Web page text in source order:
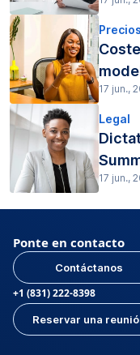
Precios
17 jun.,
Legal
17 jun.,
Ponte en contacto
Contáctanos
+1 (831) 222-8398
Reservar una